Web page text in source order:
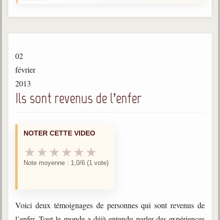
Divaldo Franco
Bibliothèque
Bibliothèque spirite
Documents
02
février
2013
Ils sont revenus de l’enfer
NOTER CETTE VIDEO
★ ★ ★ ★ ★ ★
Note moyenne : 1,0/6 (1 vote)
Voici deux témoignages de personnes qui sont revenus de